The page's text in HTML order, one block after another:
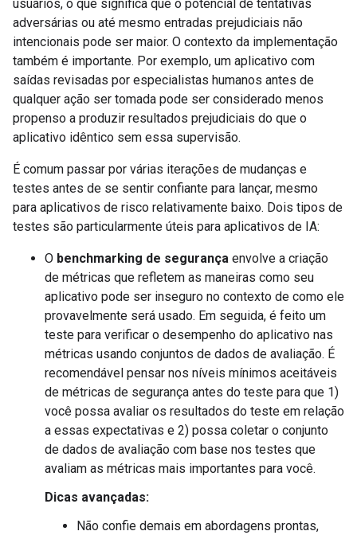
usuários, o que significa que o potencial de tentativas
adversárias ou até mesmo entradas prejudiciais não
intencionais pode ser maior. O contexto da implementação
também é importante. Por exemplo, um aplicativo com
saídas revisadas por especialistas humanos antes de
qualquer ação ser tomada pode ser considerado menos
propenso a produzir resultados prejudiciais do que o
aplicativo idêntico sem essa supervisão.
É comum passar por várias iterações de mudanças e
testes antes de se sentir confiante para lançar, mesmo
para aplicativos de risco relativamente baixo. Dois tipos de
testes são particularmente úteis para aplicativos de IA:
O benchmarking de segurança envolve a criação
de métricas que refletem as maneiras como seu
aplicativo pode ser inseguro no contexto de como ele
provavelmente será usado. Em seguida, é feito um
teste para verificar o desempenho do aplicativo nas
métricas usando conjuntos de dados de avaliação. É
recomendável pensar nos níveis mínimos aceitáveis
de métricas de segurança antes do teste para que 1)
você possa avaliar os resultados do teste em relação
a essas expectativas e 2) possa coletar o conjunto
de dados de avaliação com base nos testes que
avaliam as métricas mais importantes para você.
Dicas avançadas:
Não confie demais em abordagens prontas,